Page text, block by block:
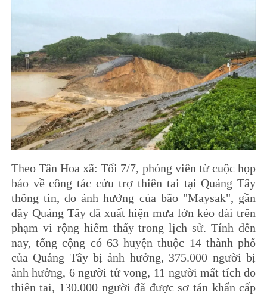
Theo Tân Hoa xã: Tối 7/7, phóng viên từ cuộc họp
báo về công tác cứu trợ thiên tai tại Quảng Tây
thông tin, do ảnh hưởng của bão "Maysak", gần
đây Quảng Tây đã xuất hiện mưa lớn kéo dài trên
phạm vi rộng hiếm thấy trong lịch sử. Tính đến
nay, tổng cộng có 63 huyện thuộc 14 thành phố
của Quảng Tây bị ảnh hưởng, 375.000 người bị
ảnh hưởng, 6 người tử vong, 11 người mất tích do
thiên tai, 130.000 người đã được sơ tán khẩn cấp